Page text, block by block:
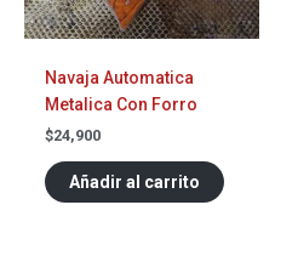
Navaja Automatica
Metalica Con Forro
$24,900
Añadir al carrito